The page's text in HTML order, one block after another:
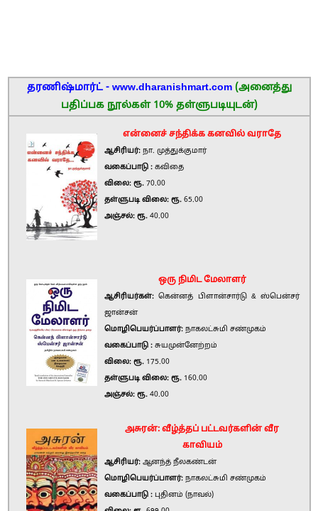
தரணிஷ்மார்ட் - www.dharanishmart.com (அனைத்து
பதிப்பக நூல்கள் 10% தள்ளுபடியுடன்)
என்னைச் சந்திக்க கனவில் வராதே
ஆசிரியர்: நா. முத்துக்குமார்
வகைப்பாடு : கவிதை
விலை: ரூ. 70.00
தள்ளுபடி விலை: ரூ. 65.00
அஞ்சல்: ரூ. 40.00
ஒரு நிமிட மேலாளர்
ஆசிரியர்கள்: கென்னத் பிளான்சார்டு & ஸ்பென்சர்
ஜான்சன்
மொழிபெயர்ப்பாளர்: நாகலட்சுமி சண்முகம்
வகைப்பாடு : சுயமுன்னேற்றம்
விலை: ரூ. 175.00
தள்ளுபடி விலை: ரூ. 160.00
அஞ்சல்: ரூ. 40.00
அசுரன்: வீழ்த்தப் பட்டவர்களின் வீர
காவியம்
ஆசிரியர்: ஆனந்த் நீலகண்டன்
மொழிபெயர்ப்பாளர்: நாகலட்சுமி சண்முகம்
வகைப்பாடு : புதினம் (நாவல்)